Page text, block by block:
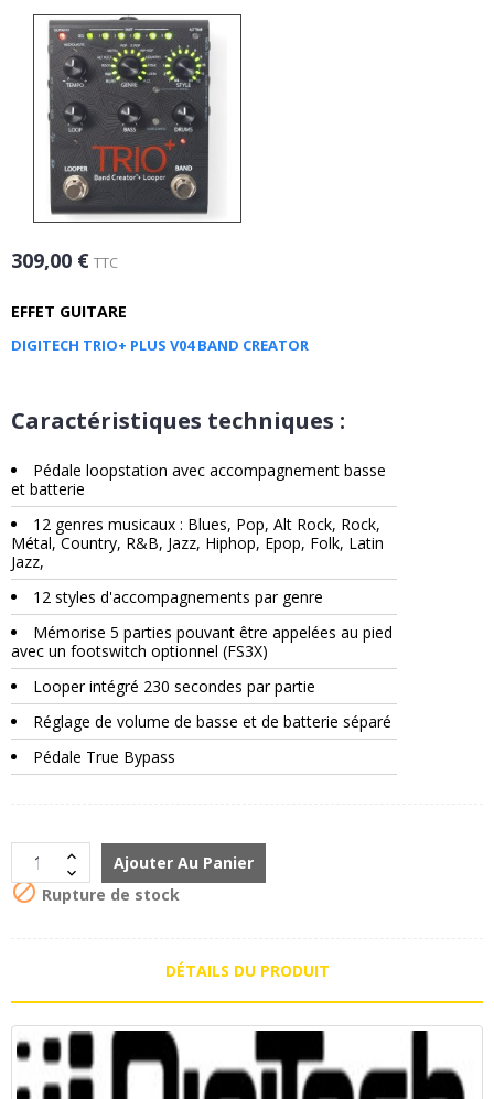
309,00 € TTC
EFFET GUITARE
DIGITECH TRIO+ PLUS V04 BAND CREATOR
Caractéristiques techniques :
Pédale loopstation avec accompagnement basse
et batterie
12 genres musicaux : Blues, Pop, Alt Rock, Rock,
Métal, Country, R&B, Jazz, Hiphop, Epop, Folk, Latin
Jazz,
12 styles d'accompagnements par genre
Mémorise 5 parties pouvant être appelées au pied
avec un footswitch optionnel (FS3X)
Looper intégré 230 secondes par partie
Réglage de volume de basse et de batterie séparé
Pédale True Bypass
Ajouter Au Panier
 Rupture de stock
DÉTAILS DU PRODUIT